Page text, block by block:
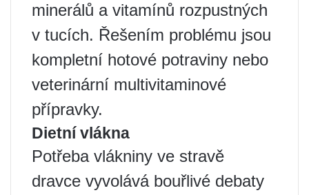
minerálů a vitamínů rozpustných
v tucích. Řešením problému jsou
kompletní hotové potraviny nebo
veterinární multivitaminové
přípravky.
Dietní vlákna
Potřeba vlákniny ve stravě
dravce vyvolává bouřlivé debaty